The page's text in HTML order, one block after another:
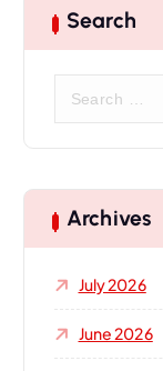
Search
Archives
July 2026
June 2026